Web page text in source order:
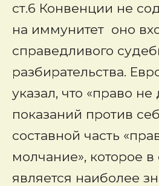
ст.6 Конвенции не
на иммунитет оно
справедливого
разбирательства.
указал, что «право не
показаний против
составной часть
молчание», которое
является наиболее